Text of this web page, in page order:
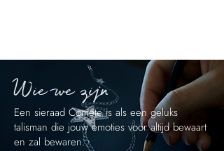
Wie we zijn
Een sieraad Comete is als een geluks
talisman die jouw emoties voor altijd bewaart
en zal bewaren.